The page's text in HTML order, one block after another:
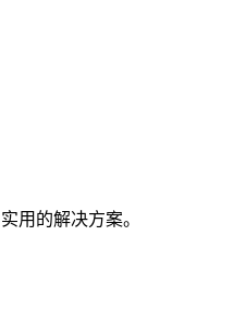
用的解决方案。